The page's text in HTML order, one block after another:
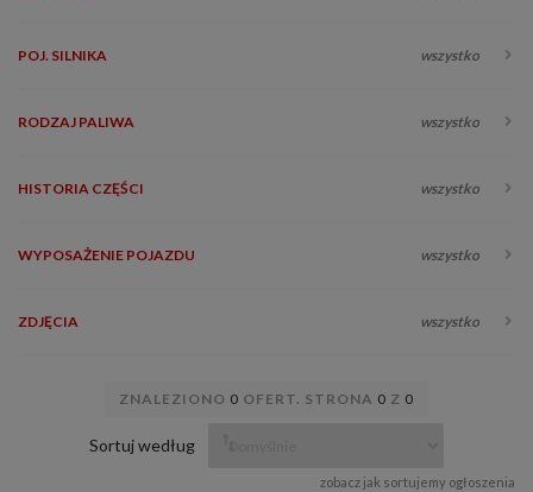
POJ. SILNIKA wszystko
RODZAJ PALIWA wszystko
HISTORIA CZĘŚCI wszystko
WYPOSAŻENIE POJAZDU wszystko
ZDJĘCIA wszystko
ZNALEZIONO 0 OFERT. STRONA 0 Z 0
Sortuj według
zobacz jak sortujemy ogłoszenia